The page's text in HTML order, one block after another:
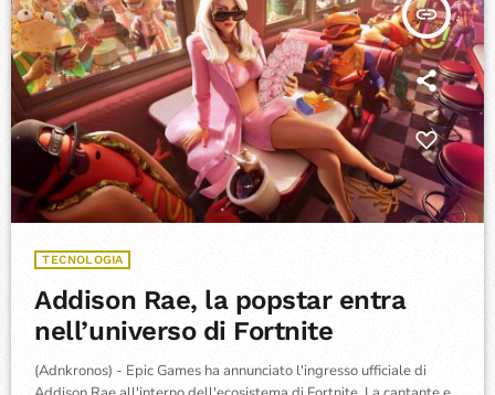
insert_link
TECNOLOGIA
Addison Rae, la popstar entra
nell’universo di Fortnite
(Adnkronos) - Epic Games ha annunciato l'ingresso ufficiale di